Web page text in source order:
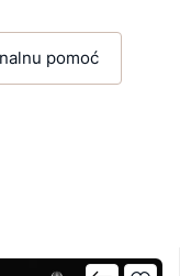
pomoć